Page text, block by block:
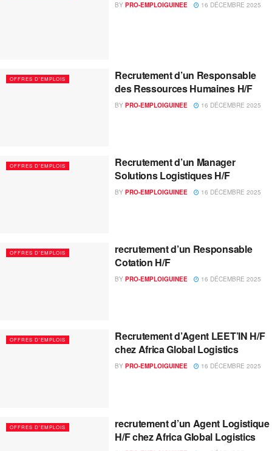
BY PRO-EMPLOIGUINEE 16 DÉCEMBRE 2025
OFFRES D'EMPLOIS
Recrutement d’un Responsable
des Ressources Humaines H/F
BY PRO-EMPLOIGUINEE 16 DÉCEMBRE 2025
OFFRES D'EMPLOIS
Recrutement d’un Manager
Solutions Logistiques H/F
BY PRO-EMPLOIGUINEE 16 DÉCEMBRE 2025
OFFRES D'EMPLOIS
recrutement d’un Responsable
Cotation H/F
BY PRO-EMPLOIGUINEE 16 DÉCEMBRE 2025
OFFRES D'EMPLOIS
Recrutement d’Agent LEET’IN H/F
chez Africa Global Logistics
BY PRO-EMPLOIGUINEE 16 DÉCEMBRE 2025
OFFRES D'EMPLOIS
recrutement d’un Agent Logistique
H/F chez Africa Global Logistics